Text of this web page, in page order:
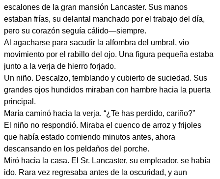
escalones de la gran mansión Lancaster. Sus manos
estaban frías, su delantal manchado por el trabajo del día,
pero su corazón seguía cálido—siempre.
Al agacharse para sacudir la alfombra del umbral, vio
movimiento por el rabillo del ojo. Una figura pequeña estaba
junto a la verja de hierro forjado.
Un niño. Descalzo, temblando y cubierto de suciedad. Sus
grandes ojos hundidos miraban con hambre hacia la puerta
principal.
María caminó hacia la verja. “¿Te has perdido, cariño?”
El niño no respondió. Miraba el cuenco de arroz y frijoles
que había estado comiendo minutos antes, ahora
descansando en los peldaños del porche.
Miró hacia la casa. El Sr. Lancaster, su empleador, se había
ido. Rara vez regresaba antes de la oscuridad, y aun